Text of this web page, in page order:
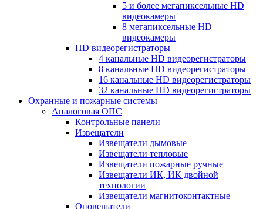
5 и более мегапиксельные HD
видеокамеры
8 мегапиксельные HD
видеокамеры
HD видеорегистраторы
4 канальные HD видеорегистраторы
8 канальные HD видеорегистраторы
16 канальные HD видеорегистраторы
32 канальные HD видеорегистраторы
Охранные и пожарные системы
Аналоговая ОПС
Контрольные панели
Извещатели
Извещатели дымовые
Извещатели тепловые
Извещатели пожарные ручные
Извещатели ИК, ИК двойной
технологии
Извещатели магнитоконтактные
Оповещатели